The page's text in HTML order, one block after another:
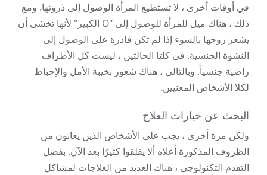
في أوقات أخرى ، لا تستطيع المرأة الوصول إلى ذروتها. ومع
ذلك ، هناك ميل للمرأة للوصول إلى "O الكبير" لأنها تخشى أن
يشعر زوجها بالسوء إذا لم تكن قادرة على الوصول إلى
النشوة الجنسية. في كلتا الحالتين ، ليست كل الأطراف
راضية جنسياً. وبالتالي ، هناك شعور بخيبة الأمل والإحباط
لكلا الأشخاص المعنيين.
البحث عن خيارات العلاج
ولكن مرة أخرى ، يجب على الأشخاص الذين يعانون من
الظروف المذكورة أعلاه ألا يقلقوا كثيرًا بعد الآن. بفضل
التقدم التكنولوجي ، هناك العديد من العلاجات لمشاكل